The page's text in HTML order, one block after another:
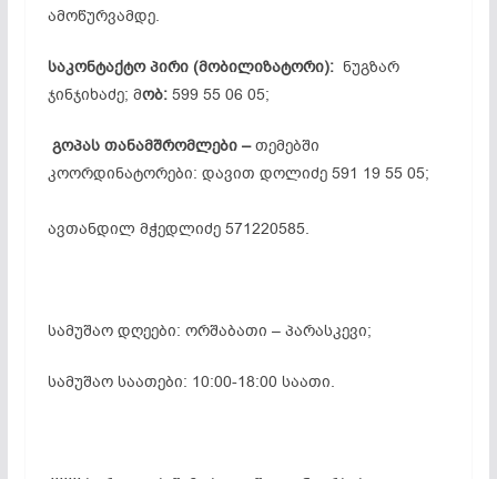
ამოწურვამდე.
საკონტაქტო პირი (მობილიზატორი): ნუგზარ
ჯინჯიხაძე; მობ: 599 55 06 05;
გოპას თანამშრომლები –თემებში
კოორდინატორები: დავით დოლიძე 591 19 55 05;
ავთანდილ მჭედლიძე 571220585.
სამუშაო დღეები: ორშაბათი – პარასკევი;
სამუშაო საათები: 10:00-18:00 საათი.